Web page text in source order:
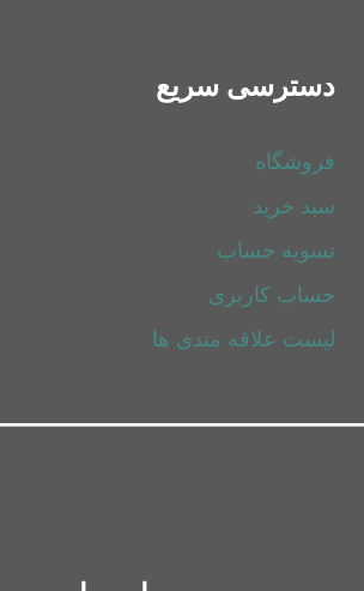
دسترسی سریع
فروشگاه
سبد خرید
تسویه حساب
حساب کاربری
لیست علاقه مندی ها